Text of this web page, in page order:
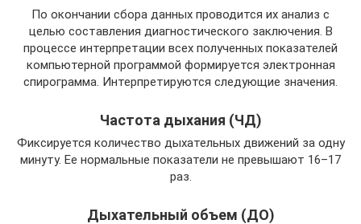
По окончании сбора данных проводится их анализ с
целью составления диагностического заключения. В
процессе интерпретации всех полученных показателей
компьютерной программой формируется электронная
спирограмма. Интерпретируются следующие значения.
Частота дыхания (ЧД)
Фиксируется количество дыхательных движений за одну
минуту. Ее нормальные показатели не превышают 16–17
раз.
Дыхательный объем (ДО)